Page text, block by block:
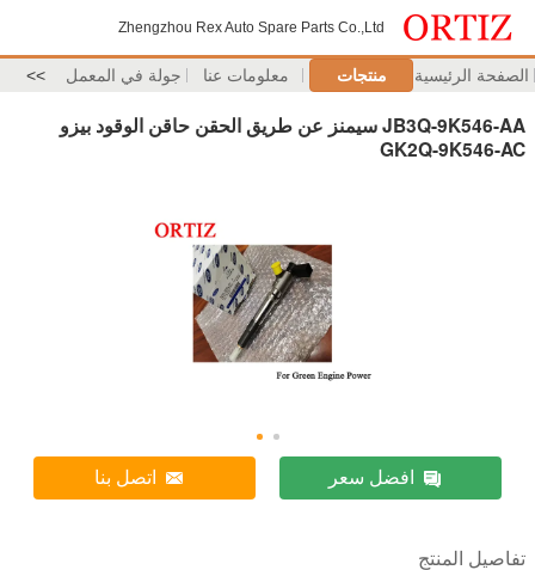
Zhengzhou Rex Auto Spare Parts Co.,Ltd
الصفحة الرئيسية منتجات معلومات عنا جولة في المعمل >>
JB3Q-9K546-AA سيمنز عن طريق الحقن حاقن الوقود بيزو
GK2Q-9K546-AC
افضل سعر اتصل بنا
تفاصيل المنتج